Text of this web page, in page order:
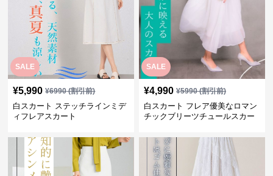
SALE
¥5,990 ¥6990(割引前)
白スカート ステッチラインミデ
ィフレアスカート
SALE
¥4,990 ¥5990(割引前)
白スカート フレア優美なロマン
チックブリーツチュールスカー